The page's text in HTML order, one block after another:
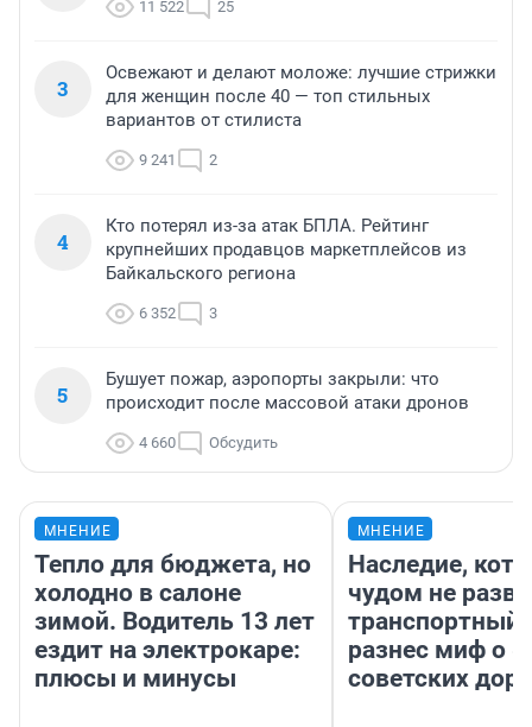
11 522 25
3
Освежают и делают моложе: лучшие стрижки
для женщин после 40 — топ стильных
вариантов от стилиста
9 241 2
4
Кто потерял из-за атак БПЛА. Рейтинг
крупнейших продавцов маркетплейсов из
Байкальского региона
6 352 3
5
Бушует пожар, аэропорты закрыли: что
происходит после массовой атаки дронов
4 660 Обсудить
МНЕНИЕ
Тепло для бюджета, но
холодно в салоне
зимой. Водитель 13 лет
ездит на электрокаре:
плюсы и минусы
МНЕНИЕ
Наследие,
чудом не
транспортный
разнес миф о
советских